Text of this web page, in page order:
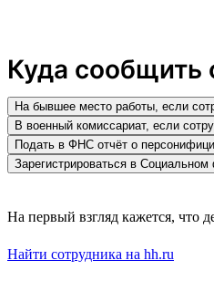
Куда сообщить
На бывшее место работы, если
В военный комиссариат, если
Подать в ФНС отчёт о
Зарегистрироваться в
На первый взгляд кажется, что
Найти сотрудника на hh.ru